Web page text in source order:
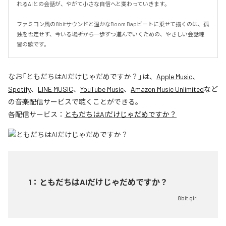
れるAIとの会話が、やがて小さな自信へと変わっていきます。
ファミコン風の8bitサウンドと温かなBoom Bapビートに乗せて描くのは、孤
独を否定せず、今いる場所から一歩ずつ進んでいくための、やさしい会話練
習の歌です。
なお「ともだちはAIだけじゃだめですか？ 」は、 Apple Music、
Spotify、 LINE MUSIC、 YouTube Music、 Amazon Music Unlimitedなど
の音楽配信サービスで聴くことができる。
各配信サービス： ともだちはAIだけじゃだめですか？
1 ： ともだちはAIだけじゃだめですか？
8bit girl